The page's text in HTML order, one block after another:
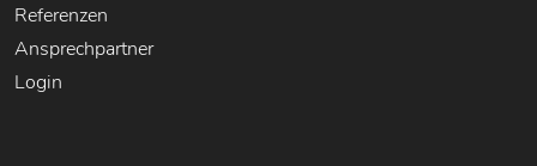
Referenzen
Ansprechpartner
Login